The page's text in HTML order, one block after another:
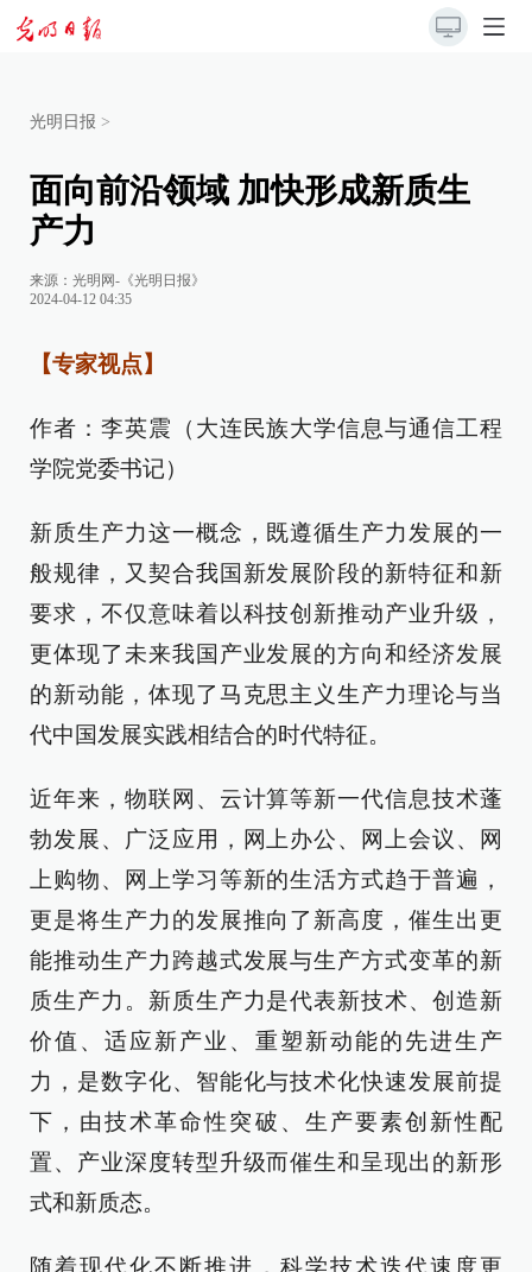
光明日报 >
面向前沿领域 加快形成新质生
产力
来源： 光明网-《光明日报》
2024-04-12 04:35
【专家视点】
作者：李英震（大连民族大学信息与通信工程
学院党委书记）
新质生产力这一概念，既遵循生产力发展的一
般规律，又契合我国新发展阶段的新特征和新
要求，不仅意味着以科技创新推动产业升级，
更体现了未来我国产业发展的方向和经济发展
的新动能，体现了马克思主义生产力理论与当
代中国发展实践相结合的时代特征。
近年来，物联网、云计算等新一代信息技术蓬
勃发展、广泛应用，网上办公、网上会议、网
上购物、网上学习等新的生活方式趋于普遍，
更是将生产力的发展推向了新高度，催生出更
能推动生产力跨越式发展与生产方式变革的新
质生产力。新质生产力是代表新技术、创造新
价值、适应新产业、重塑新动能的先进生产
力，是数字化、智能化与技术化快速发展前提
下，由技术革命性突破、生产要素创新性配
置、产业深度转型升级而催生和呈现出的新形
式和新质态。
随着现代化不断推进，科学技术迭代速度更